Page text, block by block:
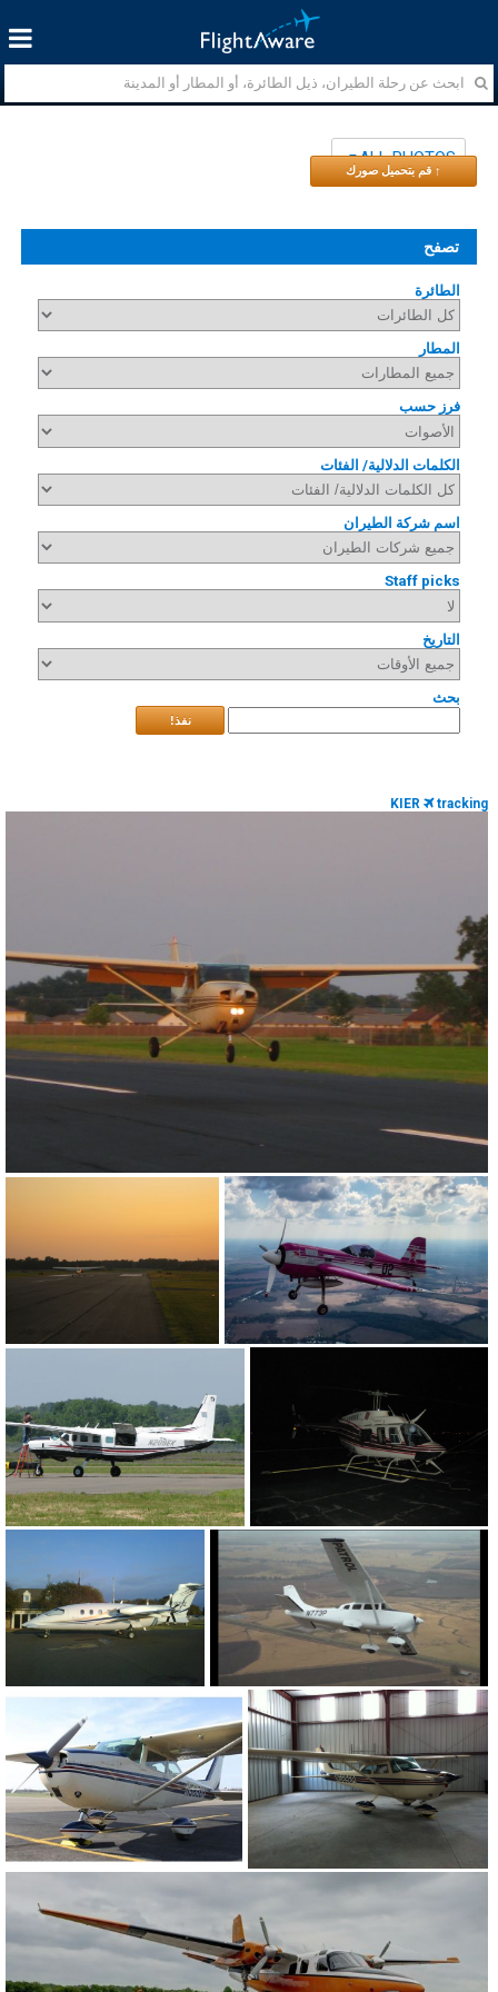
ALL PHOTOS
↑ قم بتحميل صورك
تصفح
الطائرة
المطار
فرز حسب
الكلمات الدلالية/ الفئات
اسم شركة الطيران
Staff picks
التاريخ
بحث
نفذ!
KIER tracking